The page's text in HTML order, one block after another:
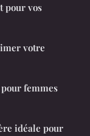
pour vos
votre
femmes
idéale pour